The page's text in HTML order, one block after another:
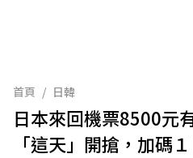
首頁 / 日韓
日本來回機票8500元
「這天」開搶，加碼